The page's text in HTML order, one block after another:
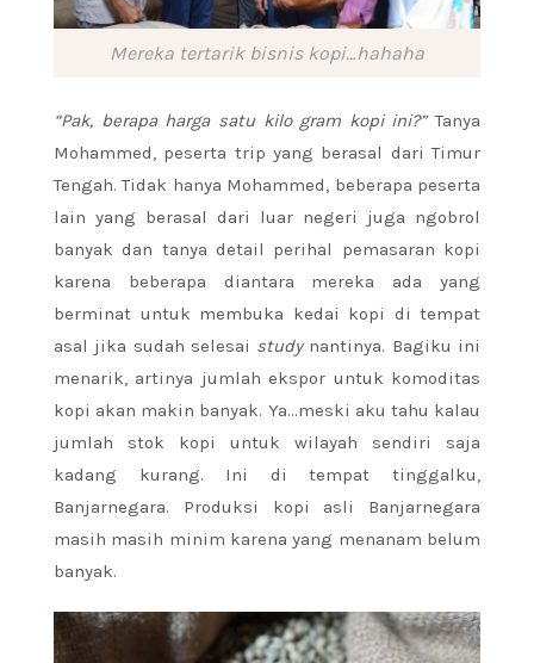
Mereka tertarik bisnis kopi…hahaha
“Pak, berapa harga satu kilo gram kopi ini?”Tanya
Mohammed, peserta trip yang berasal dari Timur
Tengah. Tidak hanya Mohammed, beberapa peserta
lain yang berasal dari luar negeri juga ngobrol
banyak dan tanya detail perihal pemasaran kopi
karena beberapa diantara mereka ada yang
berminat untuk membuka kedai kopi di tempat
asal jika sudah selesai study nantinya. Bagiku ini
menarik, artinya jumlah ekspor untuk komoditas
kopi akan makin banyak. Ya…meski aku tahu kalau
jumlah stok kopi untuk wilayah sendiri saja
kadang kurang. Ini di tempat tinggalku,
Banjarnegara. Produksi kopi asli Banjarnegara
masih masih minim karena yang menanam belum
banyak.